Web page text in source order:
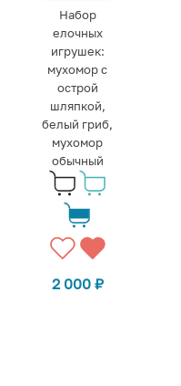
Набор
елочных
игрушек:
мухомор с
острой
шляпкой,
белый гриб,
мухомор
обычный
2 000 ₽